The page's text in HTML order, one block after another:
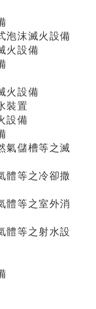
泡沫滅火設備
火設備
火設備
裝置
設備
儲槽等之滅
體等之冷卻撒
等之室外消
等之射水設